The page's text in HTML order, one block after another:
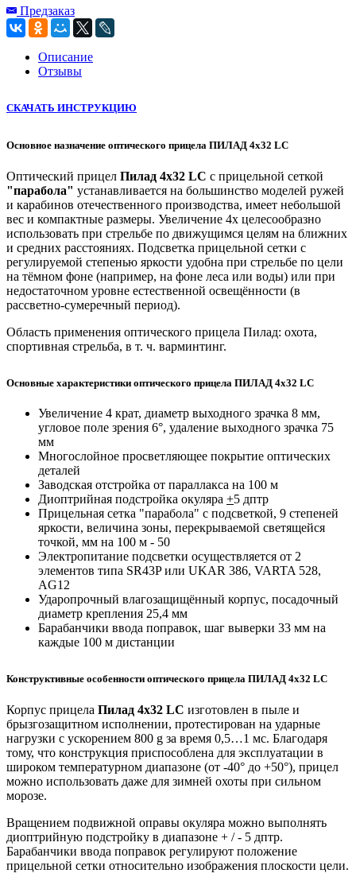
Предзаказ
Описание
Отзывы
СКАЧАТЬ ИНСТРУКЦИЮ
Основное назначение оптического прицела ПИЛАД 4x32 LС
Оптический прицел Пилад 4х32 LС с прицельной сеткой
"парабола" устанавливается на большинство моделей ружей
и карабинов отечественного производства, имеет небольшой
вес и компактные размеры. Увеличение 4х целесообразно
использовать при стрельбе по движущимся целям на ближних
и средних расстояниях. Подсветка прицельной сетки с
регулируемой степенью яркости удобна при стрельбе по цели
на тёмном фоне (например, на фоне леса или воды) или при
недостаточном уровне естественной освещённости (в
рассветно-сумеречный период).
Область применения оптического прицела Пилад: охота,
спортивная стрельба, в т. ч. варминтинг.
Основные характеристики оптического прицела ПИЛАД 4x32 LС
Увеличение 4 крат, диаметр выходного зрачка 8 мм,
угловое поле зрения 6°, удаление выходного зрачка 75
мм
Многослойное просветляющее покрытие оптических
деталей
Заводская отстройка от параллакса на 100 м
Диоптрийная подстройка окуляра +5 дптр
Прицельная сетка "парабола" с подсветкой, 9 степеней
яркости, величина зоны, перекрываемой светящейся
точкой, мм на 100 м - 50
Электропитание подсветки осуществляется от 2
элементов типа SR43P или UKAR 386, VARTA 528,
AG12
Ударопрочный влагозащищённый корпус, посадочный
диаметр крепления 25,4 мм
Барабанчики ввода поправок, шаг выверки 33 мм на
каждые 100 м дистанции
Конструктивные особенности оптического прицела ПИЛАД 4x32 LС
Корпус прицела Пилад 4х32 LС изготовлен в пыле и
брызгозащитном исполнении, протестирован на ударные
нагрузки с ускорением 800 g за время 0,5…1 мс. Благодаря
тому, что конструкция приспособлена для эксплуатации в
широком температурном диапазоне (от -40° до +50°), прицел
можно использовать даже для зимней охоты при сильном
морозе.
Вращением подвижной оправы окуляра можно выполнять
диоптрийную подстройку в диапазоне + / - 5 дптр.
Барабанчики ввода поправок регулируют положение
прицельной сетки относительно изображения плоскости цели.